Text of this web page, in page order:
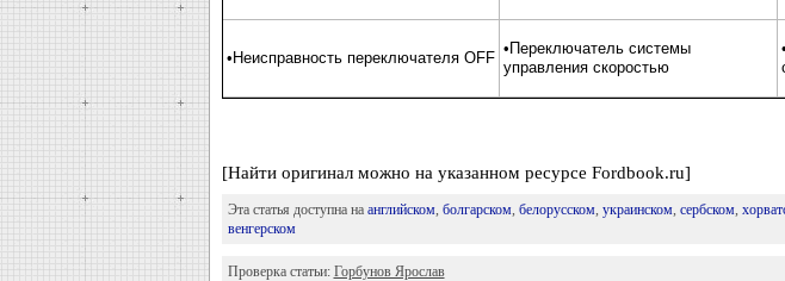
•Неисправность переключателя OFF
•Переключатель системы
управления скоростью
[Найти оригинал можно на указанном ресурсе Fordbook.ru]
Эта статья доступна на английском, болгарском, белорусском, украинском, сербском,
венгерском
Проверка статьи: Горбунов Ярослав